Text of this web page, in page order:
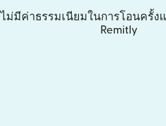
ไม่มีค่าธรรมเนียมในการโอนครั้ง
Remitly